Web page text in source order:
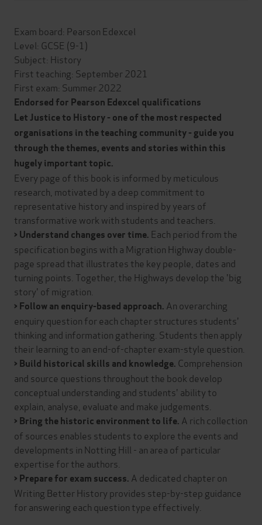
Exam board: Pearson Edexcel
Level: GCSE (9-1)
Subject: History
First teaching: September 2021
First exam: Summer 2022
Endorsed for Pearson Edexcel qualifications
Let Justice to History - one of the most respected
organisations in the teaching community - guide you
through the themes, events and stories within this
hugely important topic.
Every page of this book is informed by meticulous
research, motivated by a deep commitment to
representative history and inspired by years of
transformative work with students and teachers.
> Understand changes over time. Each period from the
specification begins with a Migration Highway double-
page spread that illustrates the key people, dates and
turning points. Together, the Highways develop the 'big
story' of migration.
> Follow an enquiry-based approach. An overarching
enquiry question for each chapter structures students'
thinking and information gathering. Students then apply
their learning to an end-of-chapter exam-style question.
> Build historical skills and knowledge. Comprehension
and source questions throughout the book develop
conceptual understanding and students' ability to
explain, analyse, evaluate and make judgements.
> Bring the historic environment to life. A rich collection
of sources enables students to explore the events and
developments in Notting Hill - an area of particular
expertise for the authors.
> Prepare for exam success. A dedicated chapter on
Writing Better History provides step-by-step guidance
for answering each question type effectively.